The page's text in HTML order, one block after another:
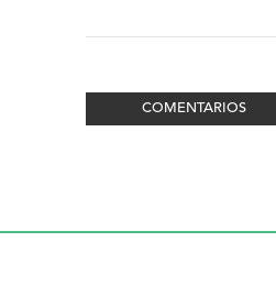
COMENTARIOS